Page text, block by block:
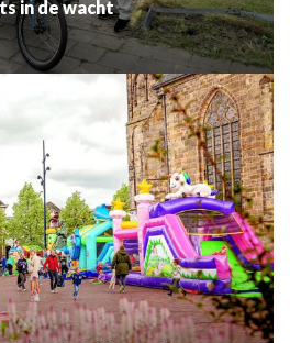
in de wacht